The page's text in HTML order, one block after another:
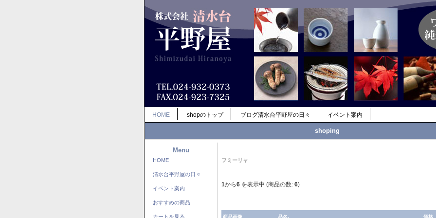
HOME shopのトップ ブログ清水台平野屋の日々 イベント案内
shoping
Menu
HOME
清水台平野屋の日々
イベント案内
おすすめの商品
カートを見る
フミーリャ
1から6 を表示中 (商品の数: 6)
商品画像 品名- 価格